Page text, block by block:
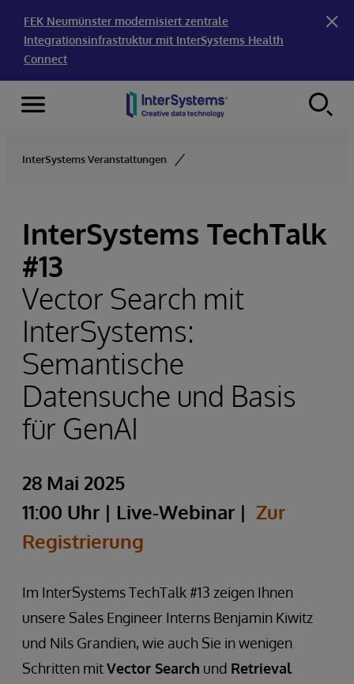
FEK Neumünster modernisiert zentrale
Integrationsinfrastruktur mit InterSystems Health
Connect
Skip to content
Menu
InterSystems Veranstaltungen
InterSystems TechTalk
#13
Vector Search mit
InterSystems:
Semantische
Datensuche und Basis
für GenAI
28 Mai 2025
11:00 Uhr | Live-Webinar | Zur
Registrierung
Im InterSystems TechTalk #13 zeigen Ihnen
unsere Sales Engineer Interns Benjamin Kiwitz
und Nils Grandien, wie auch Sie in wenigen
Schritten mitVector Search und Retrieval